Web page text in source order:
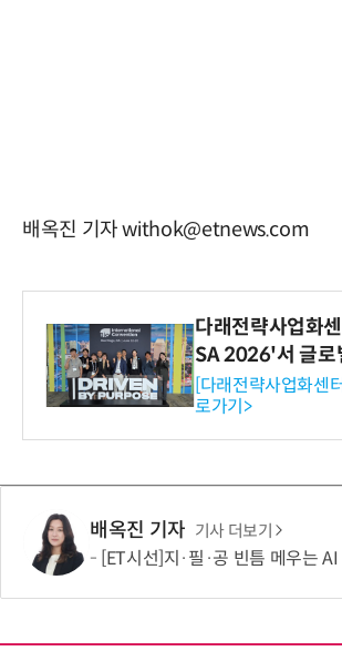
배옥진 기자 withok@etnews.com
다래전략사업화
SA 2026'서 글로
와의 비즈니스
-바이오 해외 진출
보
[다래전략사업화센
로가기>
배옥진 기자 기사 더보기
[ET시선]지·필·공 빈틈 메우는